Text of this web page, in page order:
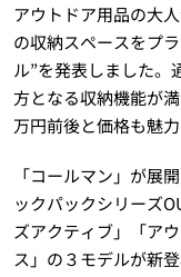
アウトドア用品の大
の収納スペースをプ
ル”を発表しました。
方となる収納機能が
万円前後と価格も魅
「コールマン」が展
ックパックシリーズ
ズアクティブ」「ア
ス」の３モデルが新